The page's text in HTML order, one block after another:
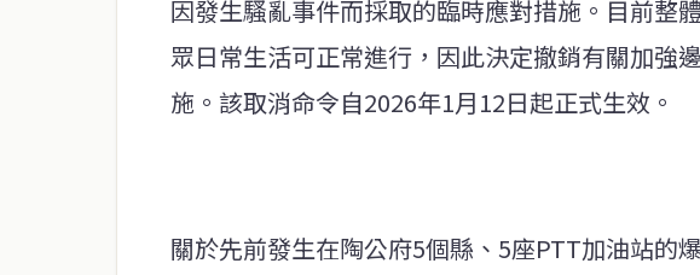
因發生騷亂事件而採取的臨時應對措施。目前整
眾日常生活可正常進行，因此決定撤銷有關加強
施。該取消命令自2026年1月12日起正式生效。
關於先前發生在陶公府5個縣、5座PTT加油站的